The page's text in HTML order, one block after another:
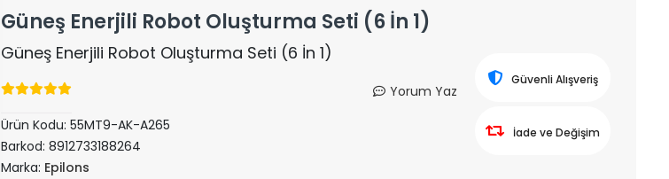
Güneş Enerjili Robot Oluşturma Seti (6 İn 1)
Güneş Enerjili Robot Oluşturma Seti (6 İn 1)
Yorum Yaz
Ürün Kodu:55MT9-AK-A265
Barkod:8912733188264
Marka: Epilons
Güvenli Alışveriş
İade ve Değişim